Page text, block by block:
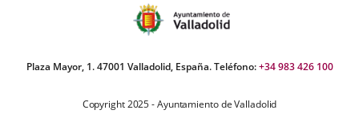
Plaza Mayor, 1. 47001 Valladolid, España. Teléfono:+34 983 426 100
Copyright 2025 - Ayuntamiento de Valladolid